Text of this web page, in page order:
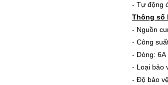
- Tự động
Thông số
- Nguồn
- Công
- Dòng: 6A
- Loại bảo
- Độ bảo